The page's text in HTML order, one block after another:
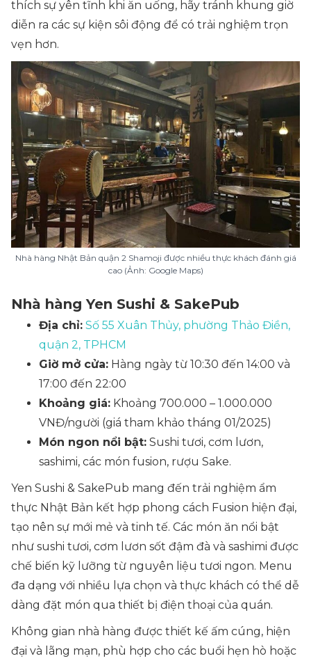
thích sự yên tĩnh khi ăn uống, hãy tránh khung giờ
diễn ra các sự kiện sôi động để có trải nghiệm trọn
vẹn hơn.
Nhà hàng Nhật Bản quận 2 Shamoji được nhiều thực khách đánh giá
cao (Ảnh: Google Maps)
Nhà hàng Yen Sushi & SakePub
Địa chỉ: Số 55 Xuân Thủy, phường Thảo Điền,
quận 2, TPHCM
Giờ mở cửa: Hàng ngày từ 10:30 đến 14:00 và
17:00 đến 22:00
Khoảng giá: Khoảng 700.000 – 1.000.000
VNĐ/người (giá tham khảo tháng 01/2025)
Món ngon nổi bật: Sushi tươi, cơm lươn,
sashimi, các món fusion, rượu Sake.
Yen Sushi & SakePub mang đến trải nghiệm ẩm
thực Nhật Bản kết hợp phong cách Fusion hiện đại,
tạo nên sự mới mẻ và tinh tế. Các món ăn nổi bật
như sushi tươi, cơm lươn sốt đậm đà và sashimi được
chế biến kỹ lưỡng từ nguyên liệu tươi ngon. Menu
đa dạng với nhiều lựa chọn và thực khách có thể dễ
dàng đặt món qua thiết bị điện thoại của quán.
Không gian nhà hàng được thiết kế ấm cúng, hiện
đại và lãng mạn, phù hợp cho các buổi hẹn hò hoặc